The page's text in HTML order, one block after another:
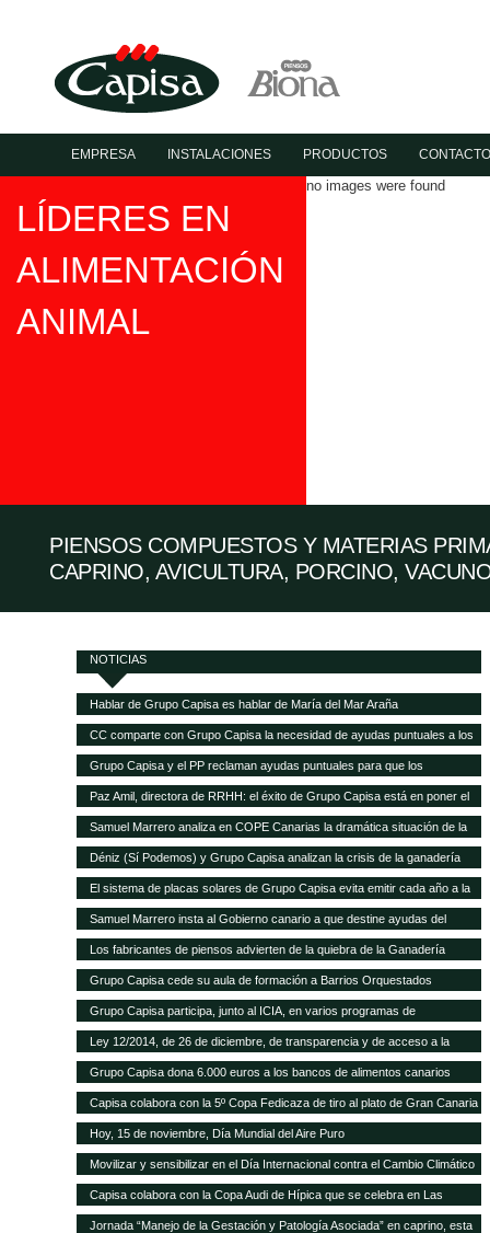
EMPRESA INSTALACIONES PRODUCTOS
no images were found
LÍDERES EN
ALIMENTACIÓN
ANIMAL
PIENSOS COMPUESTOS Y MATERIAS
CAPRINO, AVICULTURA, PORCINO,
NOTICIAS
Hablar de Grupo Capisa es hablar de María del Mar Araña
CC comparte con Grupo Capisa la necesidad de ayudas puntuales a los
ganaderos canarios
Grupo Capisa y el PP reclaman ayudas puntuales para que los
ganaderos canarios puedan pagar la gran subida de la alimentación
animal
Paz Amil, directora de RRHH: el éxito de Grupo Capisa está en poner el
foco en las personas
Samuel Marrero analiza en COPE Canarias la dramática situación de la
ganadería canaria
Déniz (Sí Podemos) y Grupo Capisa analizan la crisis de la ganadería
canaria
El sistema de placas solares de Grupo Capisa evita emitir cada año a la
atmósfera 95,5 toneladas de CO2
Samuel Marrero insta al Gobierno canario a que destine ayudas del
Fondo de Recuperación a la ganadería, en peligro de desaparecer por la
crisis
Los fabricantes de piensos advierten de la quiebra de la Ganadería
canaria y demandan ayudas directas a las explotaciones
Grupo Capisa cede su aula de formación a Barrios Orquestados
Grupo Capisa participa, junto al ICIA, en varios programas de
investigación ganadera
Ley 12/2014, de 26 de diciembre, de transparencia y de acceso a la
información pública.
Grupo Capisa dona 6.000 euros a los bancos de alimentos canarios
Capisa colabora con la 5º Copa Fedicaza de tiro al plato de Gran Canaria
Hoy, 15 de noviembre, Día Mundial del Aire Puro
Movilizar y sensibilizar en el Día Internacional contra el Cambio Climático
Capisa colabora con la Copa Audi de Hípica que se celebra en Las
Palmas
Jornada “Manejo de la Gestación y Patología Asociada” en caprino, esta